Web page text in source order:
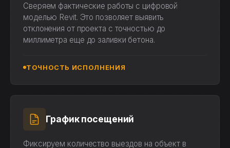
Сверяем фактические работы с цифровой
моделью Revit. Это позволяет выявить
отклонения от проекта с точностью до
миллиметра еще до заливки бетона.
ТОЧНОСТЬ ИСПОЛНЕНИЯ
График посещений
Фиксируем количество выездов на объект в